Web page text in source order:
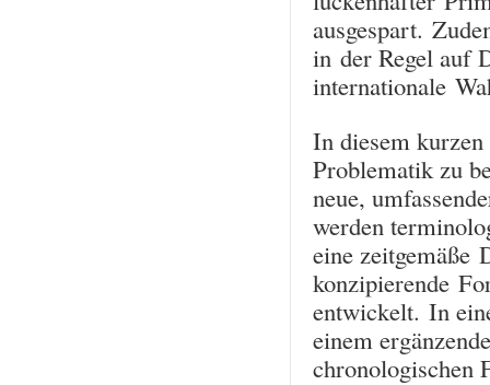
ausgespart.
in der Regel auf
internationale
In diesem
Problematik zu
neue,
werden
eine zeitgemäße
konzipierende
entwickelt. In
einem
chronologischen